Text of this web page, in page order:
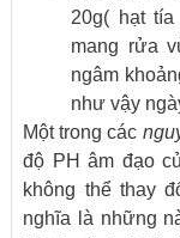
20g( hạt
mang rửa
ngâm
như vậy
Một trong các
độ PH âm đạo
không thể thay
nghĩa là những